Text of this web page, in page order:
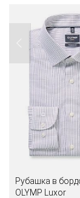
Рубашка в
OLYMP Luxor